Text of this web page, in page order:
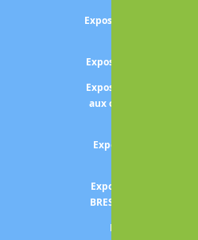
Exposition Chagall,
Exposition CHIHARU
Exposition Revoir
aux origines de la
Exposition les mondes
Exposition Henri
BRESSON - Les
Exposition COROT